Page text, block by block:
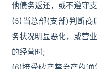
他债务返还，或不遵守
(5)当总部(支部)判断商
务状况明显恶化，或营
的经营时;
(6)接受破产禁治产的